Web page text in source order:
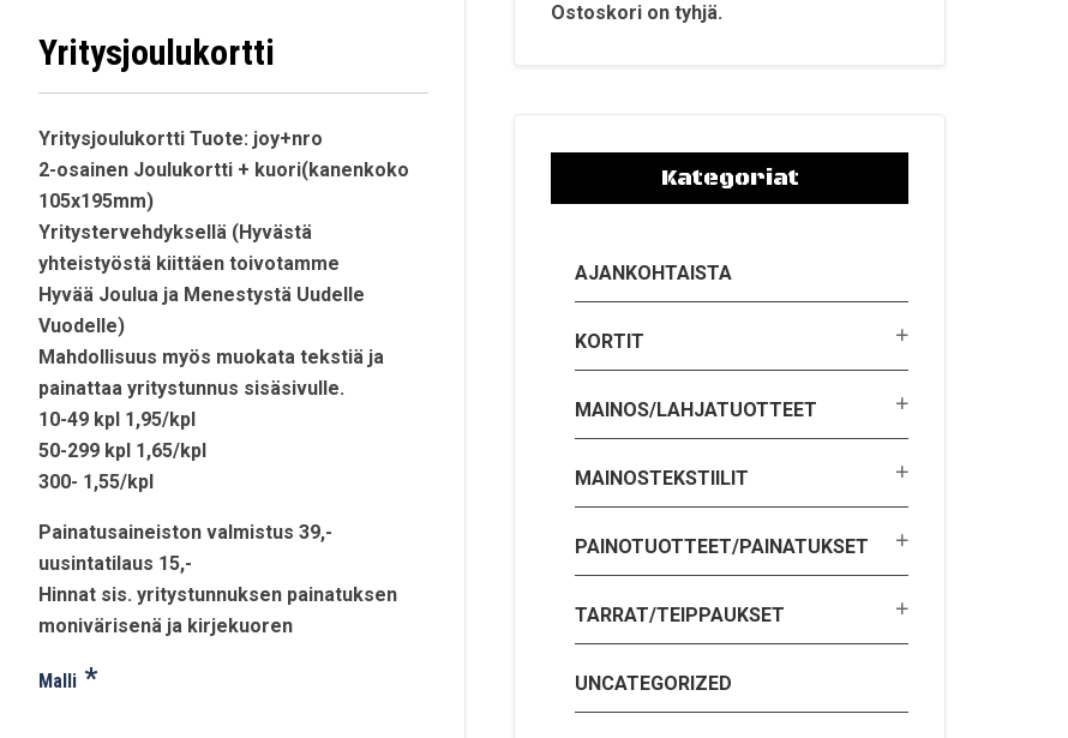
Yritysjoulukortti
Yritysjoulukortti Tuote: joy+nro
2-osainen Joulukortti + kuori(kanenkoko
105x195mm)
Yritystervehdyksellä (Hyvästä
yhteistyöstä kiittäen toivotamme
Hyvää Joulua ja Menestystä Uudelle
Vuodelle)
Mahdollisuus myös muokata tekstiä ja
painattaa yritystunnus sisäsivulle.
10-49 kpl 1,95/kpl
50-299 kpl 1,65/kpl
300- 1,55/kpl
Painatusaineiston valmistus 39,-
uusintatilaus 15,-
Hinnat sis. yritystunnuksen painatuksen
monivärisenä ja kirjekuoren
Malli *
Ostoskori on tyhjä.
Kategoriat
AJANKOHTAISTA
KORTIT
MAINOS/LAHJATUOTTEET
MAINOSTEKSTIILIT
PAINOTUOTTEET/PAINATUKSET
TARRAT/TEIPPAUKSET
UNCATEGORIZED